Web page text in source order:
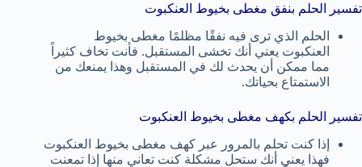
تفسير الحلم بنفق مغطى بخيوط العنكبوت
الحلم الذي ترى فيه نفقًا مظلمًا مغطى بخيوط
العنكبوت يعني أنك تخشى المستقبل. فأنت تخاف كثيراً
مما ممكن أن يحدث لك في المستقبل وهذا يمنعك من
الاستمتاع بحياتك.
تفسير الحلم بكهف مغطى بخيوط العنكبوت
إذا كنت تحلم بالمرور عبر كهف مغطى بخيوط العنكبوت
فهذا يعني أنك ستحل مشكلة كنت تعاني منها إذا تمعنت